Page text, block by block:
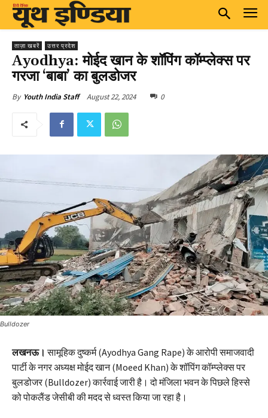
ताज़ा खबरें उत्तर प्रदेश
Ayodhya: मोईद खान के शॉपिंग कॉम्प्लेक्स पर
गरजा ‘बाबा’ का बुलडोजर
By Youth India Staff August 22, 2024 0
Bulldozer
लखनऊ। सामूहिक दुष्कर्म (Ayodhya Gang Rape) के आरोपी समाजवादी
पार्टी के नगर अध्यक्ष मोईद खान (Moeed Khan) के शॉपिंग कॉम्प्लेक्स पर
बुलडोजर (Bulldozer) कार्रवाई जारी है। दो मंजिला भवन के पिछले हिस्से
को पोकलैंड जेसीबी की मदद से ध्वस्त किया जा रहा है।